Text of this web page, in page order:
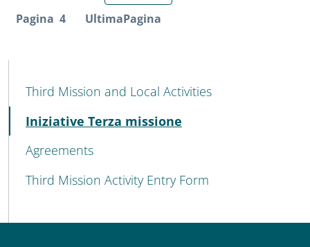
Pagina 4 UltimaPagina
MENU CEV SECOND NAVIGATION
Third Mission and Local Activities
Iniziative Terza missione
Agreements
Third Mission Activity Entry Form